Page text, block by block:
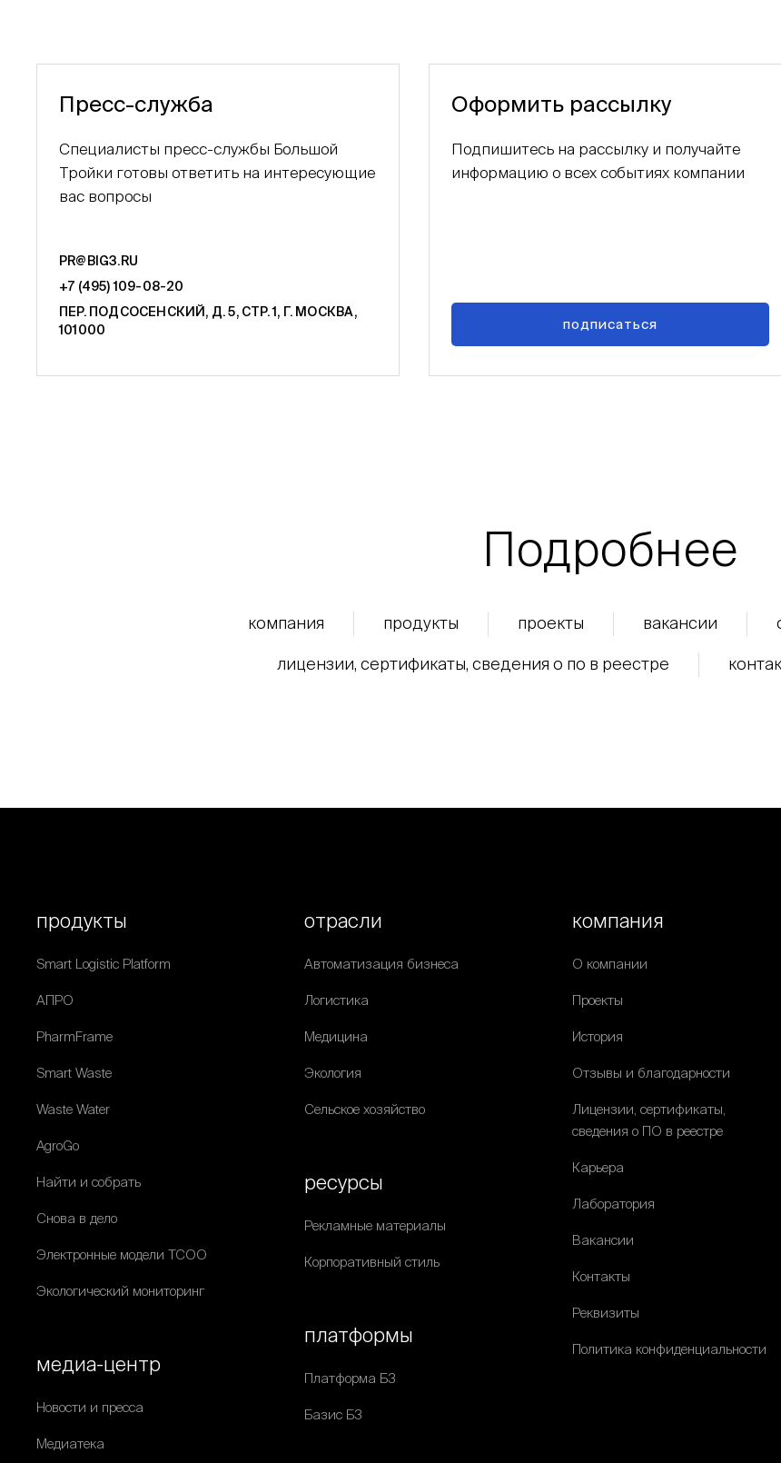
Пресс-служба
Специалисты пресс-службы Большой
Тройки готовы ответить на интересующие
вас вопросы
PR@BIG3.RU
+7 (495) 109-08-20
ПЕР. ПОДСОСЕНСКИЙ, Д. 5, СТР. 1, Г. МОСКВА,
101000
Оформить рассылку
Подпишитесь на рассылку и получайте
информацию о всех событиях компании
подписаться
Подробнее
компания продукты проекты вакансии
лицензии, сертификаты, сведения о по в реестре
продукты
Smart Logistic Platform
АПРО
PharmFrame
Smart Waste
Waste Water
AgroGo
Найти и собрать
Снова в дело
Электронные модели ТСОО
Экологический мониторинг
медиа-центр
Новости и пресса
Медиатека
отрасли
Автоматизация бизнеса
Логистика
Медицина
Экология
Сельское хозяйство
ресурсы
Рекламные материалы
Корпоративный стиль
платформы
Платформа Б3
Базис Б3
компания
О компании
Проекты
История
Отзывы и благодарности
Лицензии, сертификаты,
сведения о ПО в реестре
Карьера
Лаборатория
Вакансии
Контакты
Реквизиты
Политика конфиденциальности